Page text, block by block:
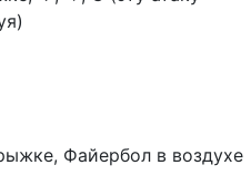
Файербол в воздухе